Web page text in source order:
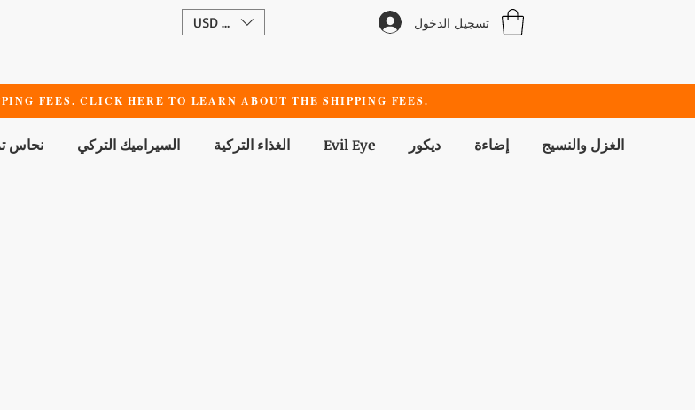
USD ($) تسجيل الدخول
FEES.CLICK HERE TO LEARN ABOUT THE SHIPPING FEES.
نحاس السيراميك التركي الغذاء التركية Evil Eye ديكور إضاءة الغزل والنسيج